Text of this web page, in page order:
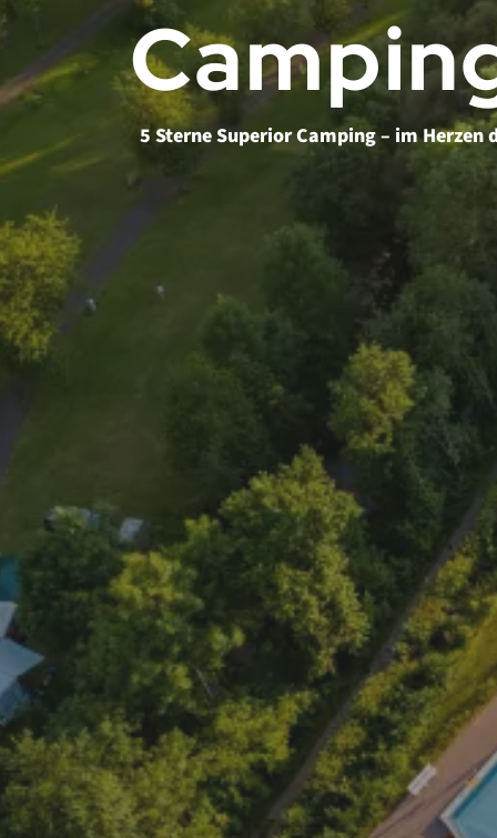
5 Sterne Superior Camping – im Herzen